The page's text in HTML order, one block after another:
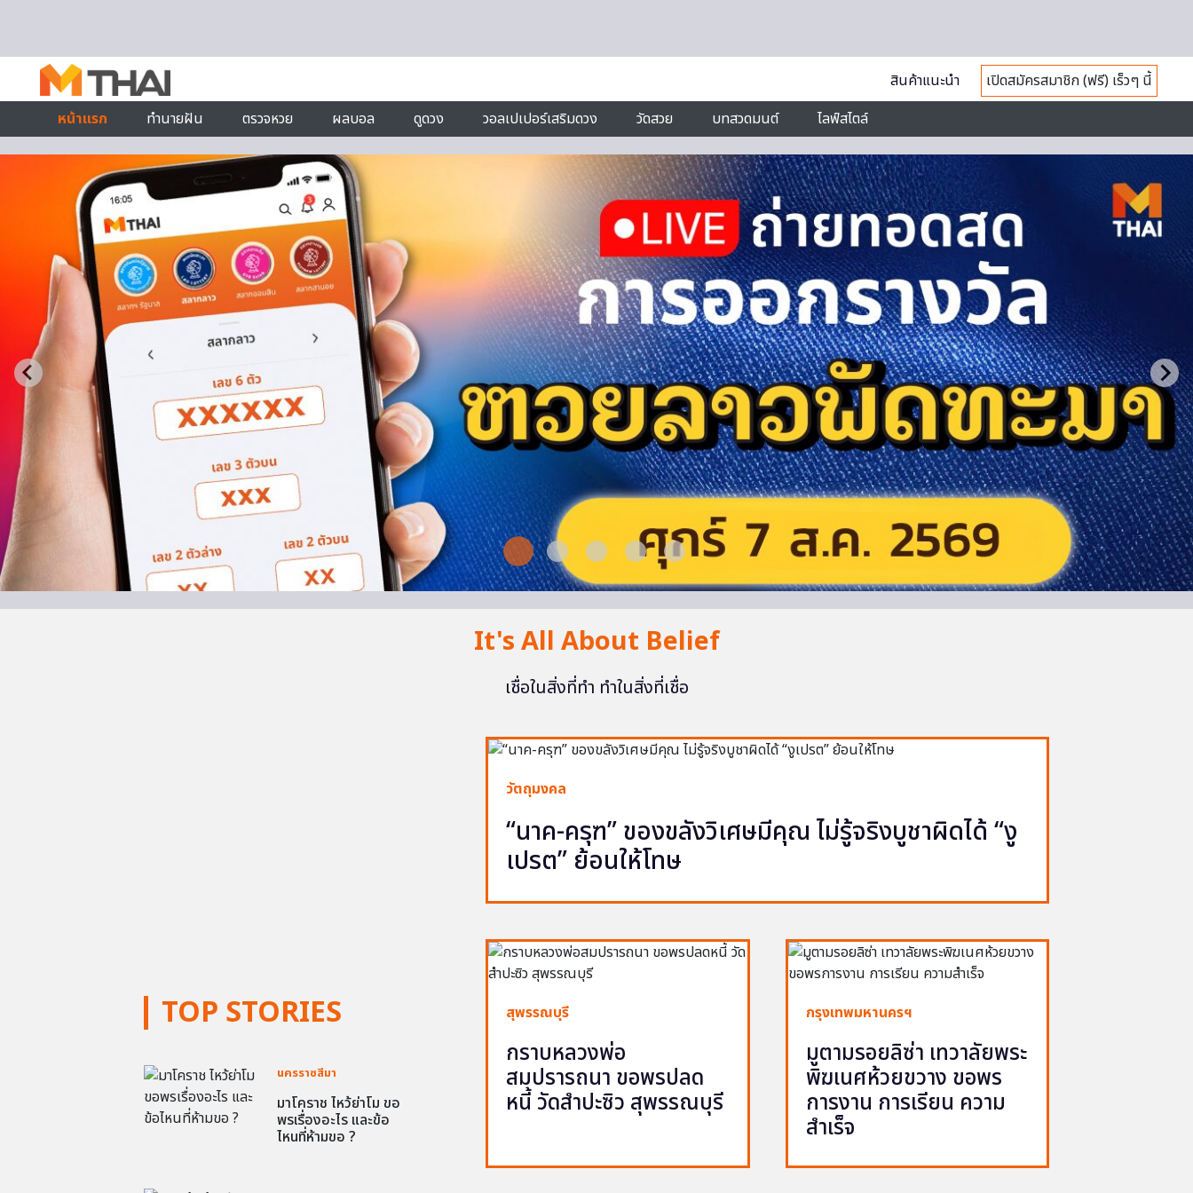
สินค้าแนะนำ
เปิดสมัครสมาชิก (ฟรี) เร็วๆ นี้
หน้าแรก
ทำนายฝัน ตรวจหวย ผลบอล ดูดวง วอลเปเปอร์เสริมดวง วัดสวย บทสวดมนต์ ไลฟ์สไตล์
It's All About Belief
เชื่อในสิ่งที่ทำ ทำในสิ่งที่เชื่อ
TOP STORIES
นครราชสีมา
มาโคราช ไหว้ย่าโม ขอ
พรเรื่องอะไร และข้อ
ไหนที่ห้ามขอ ?
วัตถุมงคล
“นาค-ครุฑ” ของขลังวิเศษมีคุณ ไม่รู้จริงบูชาผิดได้ “งู
เปรต” ย้อนให้โทษ
สุพรรณบุรี
กราบหลวงพ่อ
สมปรารถนา ขอพรปลด
หนี้ วัดสำปะซิว สุพรรณบุรี
กรุงเทพมหานครฯ
มูตามรอยลิซ่า เทวาลัยพระ
พิฆเนศห้วยขวาง ขอพร
การงาน การเรียน ความ
สำเร็จ